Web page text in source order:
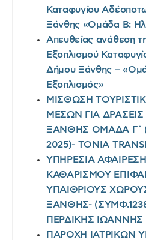
Καταφυγίου
Ξάνθης «Ομάδα Β:
Απευθείας ανάθεση
Εξοπλισμού
Δήμου Ξάνθης –
Εξοπλισμός»
ΜΙΣΘΩΣΗ
ΜΕΣΩΝ ΓΙΑ
ΞΑΝΘΗΣ ΟΜΑΔΑ Γ΄
2025)- TONIA
ΥΠΗΡΕΣΙΑ
ΚΑΘΑΡΙΣΜΟΥ
ΥΠΑΙΘΡΙΟΥΣ
ΞΑΝΘΗΣ-
ΠΕΡΔΙΚΗΣ
ΠΑΡΟΧΗ ΙΑΤΡΙΚΩΝ